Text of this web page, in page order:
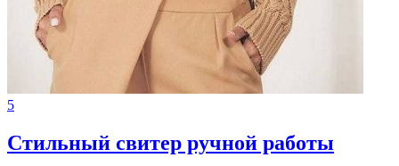
5
Стильный свитер ручной работы